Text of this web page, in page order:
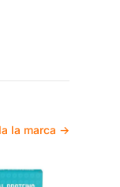
la marca →